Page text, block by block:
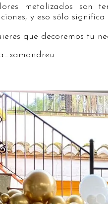
metalizados son
y eso sólo
que decoremos tu